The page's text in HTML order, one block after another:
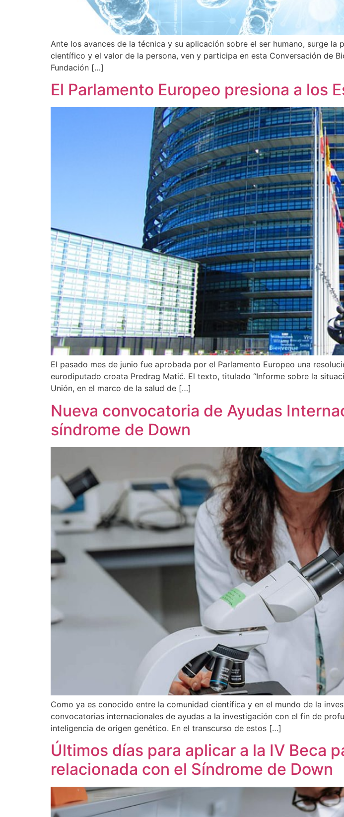
Ante los avances de la técnica y su aplicación sobre el ser humano, surge
científico y el valor de la persona, ven y participa en esta Conversación de
Fundación […]
El Parlamento Europeo presiona a los
El pasado mes de junio fue aprobada por el Parlamento Europeo una
eurodiputado croata Predrag Matić. El texto, titulado “Informe sobre la
Unión, en el marco de la salud de […]
Nueva convocatoria de Ayudas
síndrome de Down
Como ya es conocido entre la comunidad científica y en el mundo de la
convocatorias internacionales de ayudas a la investigación con el fin de
inteligencia de origen genético. En el transcurso de estos […]
Últimos días para aplicar a la IV Beca
relacionada con el Síndrome de Down